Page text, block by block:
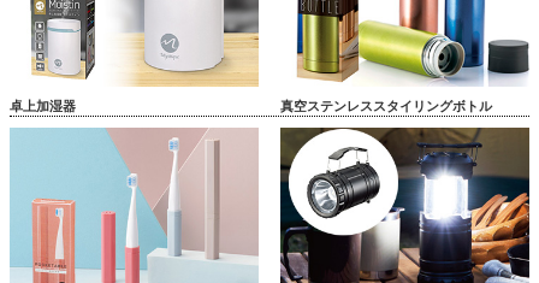
卓上加湿器 真空ステンレススタイリングボトル